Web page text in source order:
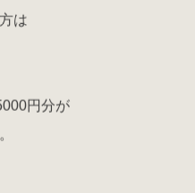
は
円分が